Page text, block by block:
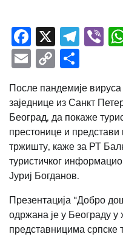
Facebook
X
Email
Copy
Link
После пандемије вируса
заједнице из Санкт
Београд, да покаже
престонице и представи
тржишту, каже за РТ
туристичког
Јуриј Богданов.
Презентација “Добро
одржана је у Београду у
представницима српске